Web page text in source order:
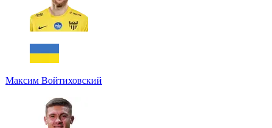
Максим Войтиховский